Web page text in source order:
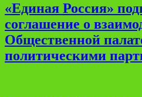
«Единая Россия»
соглашение о
Общественной
политическими